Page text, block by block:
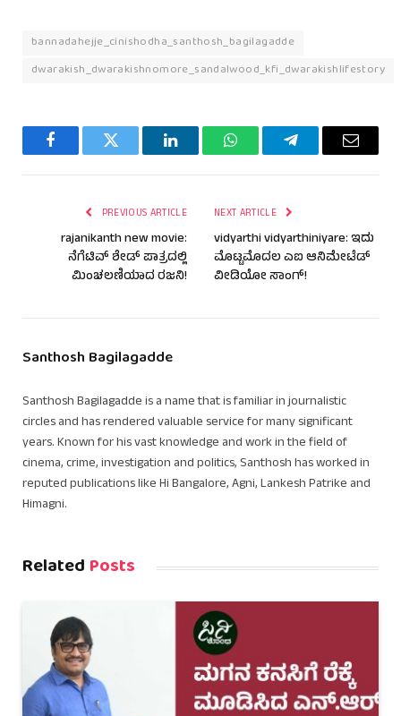
bannadahejje_cinishodha_santhosh_bagilagadde
dwarakish_dwarakishnomore_sandalwood_kfi_dwarakishlifestory
FacebookTwitter LinkedInWhatsAppTelegramEmail
PREVIOUS ARTICLE
rajanikanth new movie:
ನೆಗೆಟಿವ್ ಶೇಡ್ ಪಾತ್ರದಲ್ಲಿ
ಮಿಂಚಲಣಿಯಾದ ರಜನಿ!
NEXT ARTICLE
vidyarthi vidyarthiniyare: ಇದು
ಮೊಟ್ಟಮೊದಲ ಎಐ ಆನಿಮೇಟೆಡ್
ವೀಡಿಯೋ ಸಾಂಗ್!
Santhosh Bagilagadde
Santhosh Bagilagadde is a name that is familiar in journalistic
circles and has rendered valuable service for many significant
years. Known for his vast knowledge and work in the field of
cinema, crime, investigation and politics, Santhosh has worked in
reputed publications like Hi Bangalore, Agni, Lankesh Patrike and
Himagni.
Related Posts